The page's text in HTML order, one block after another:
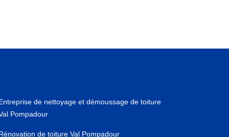
de nettoyage et démoussage de toiture
Pompadour
de toiture Val Pompadour